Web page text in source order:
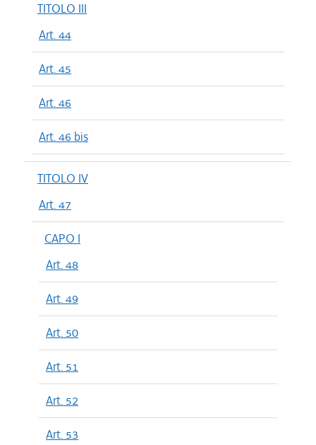
TITOLO III
Art. 44
Art. 45
Art. 46
Art. 46 bis
TITOLO IV
Art. 47
CAPO I
Art. 48
Art. 49
Art. 50
Art. 51
Art. 52
Art. 53